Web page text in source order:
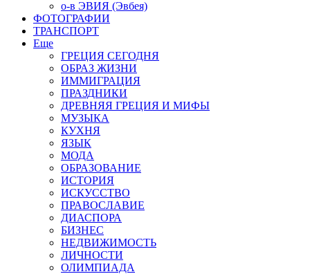
о-в ЭВИЯ (Эвбея)
ФОТОГРАФИИ
ТРАНСПОРТ
Еще
ГРЕЦИЯ СЕГОДНЯ
ОБРАЗ ЖИЗНИ
ИММИГРАЦИЯ
ПРАЗДНИКИ
ДРЕВНЯЯ ГРЕЦИЯ И МИФЫ
МУЗЫКА
КУХНЯ
ЯЗЫК
МОДА
ОБРАЗОВАНИЕ
ИСТОРИЯ
ИСКУССТВО
ПРАВОСЛАВИЕ
ДИАСПОРА
БИЗНЕС
НЕДВИЖИМОСТЬ
ЛИЧНОСТИ
ОЛИМПИАДА